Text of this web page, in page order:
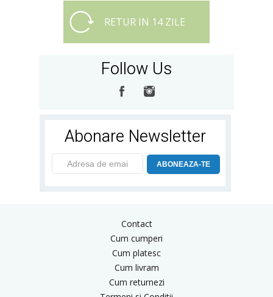
RETUR IN 14 ZILE
Follow Us
Abonare Newsletter
ABONEAZA-TE
Contact
Cum cumperi
Cum platesc
Cum livram
Cum returnezi